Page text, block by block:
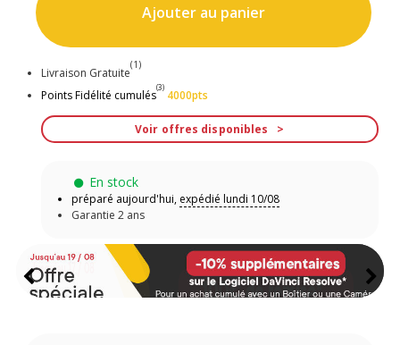
Ajouter au panier
Livraison Gratuite
(1)
Points Fidélité cumulés
(3)
4000pts
Voir offres disponibles
En stock
préparé aujourd'hui, expédié lundi 10/08
Garantie 2 ans